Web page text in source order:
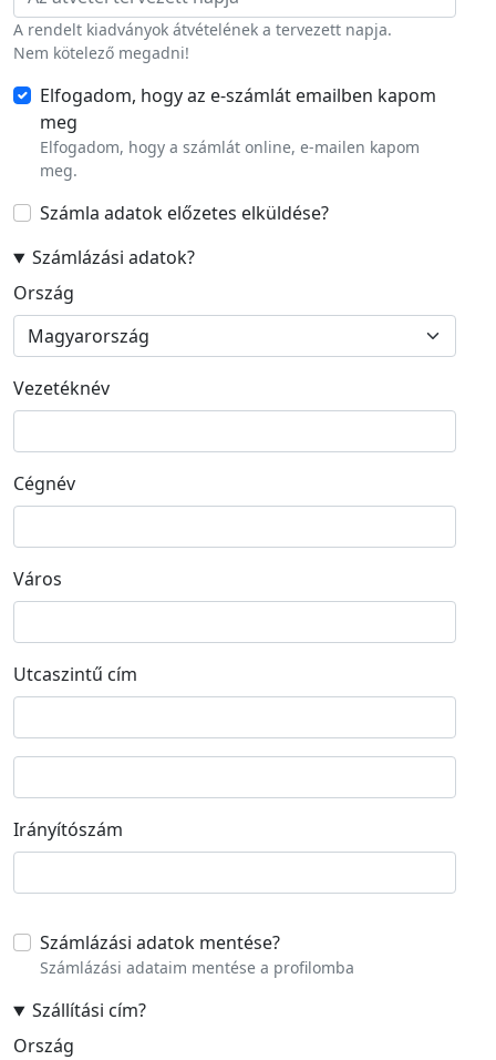
A rendelt kiadványok átvételének a tervezett napja.
Nem kötelező megadni!
Elfogadom, hogy az e-számlát emailben kapom
meg
Elfogadom, hogy a számlát online, e-mailen kapom
meg.
Számla adatok előzetes elküldése?
Számlázási adatok?
Számlázási cím
Ország
Vezetéknév
Cégnév
Város
Utcaszintű cím
Irányítószám
Számlázási adatok mentése?
Számlázási adataim mentése a profilomba
Szállítási cím?
Szállítási cím
Ország